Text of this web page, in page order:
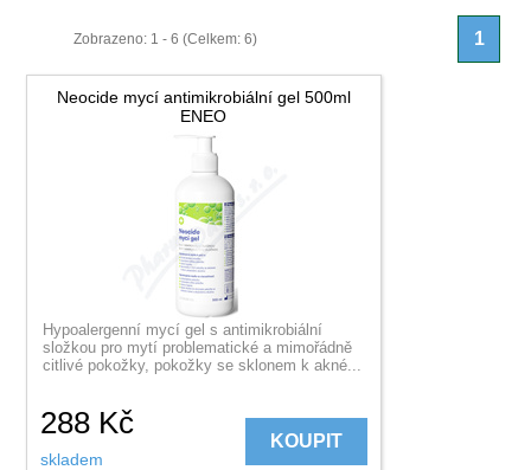
Zobrazeno: 1 - 6 (Celkem: 6) 1
Neocide mycí antimikrobiální gel 500ml
ENEO
Hypoalergenní mycí gel s antimikrobiální
složkou pro mytí problematické a mimořádně
citlivé pokožky, pokožky se sklonem k akné...
288 Kč
skladem
KOUPIT